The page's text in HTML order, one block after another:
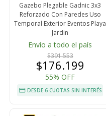
Gazebo Plegable Gadnic 3x3
Reforzado Con Paredes Uso
Temporal Exterior Eventos Playa
Jardin
Envío a todo el país
$391.553
$176.199
55% OFF
DESDE 6 CUOTAS SIN INTERÉS